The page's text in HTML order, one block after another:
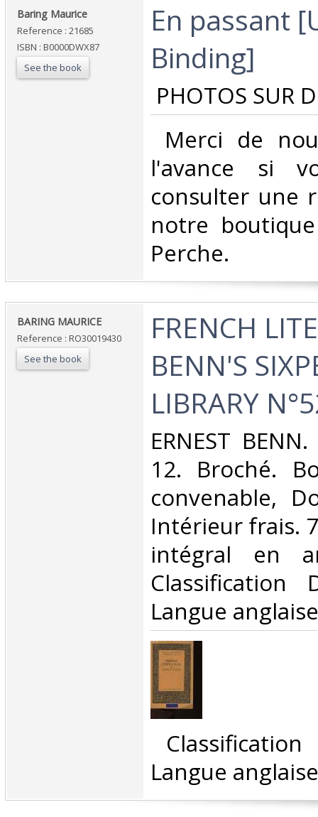
‎Baring Maurice ‎
Reference : 21685
ISBN : B0000DWX87
See the book
‎En passant
Binding]‎
PHOTOS SUR
Merci de
l'avance si
consulter une
notre
Perche.‎
‎BARING MAURICE‎
Reference : RO30019430
See the book
‎FRENCH
BENN'S
LIBRARY
‎ERNEST
12. Broché.
convenable,
Intérieur frais.
intégral en
Classification
Langue
Langue